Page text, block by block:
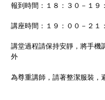
報到時間：１８：３０－１９
講座時間：１９：００－２１
講堂過程請保持安靜，將手機
外
為尊重講師，請著整潔服裝，